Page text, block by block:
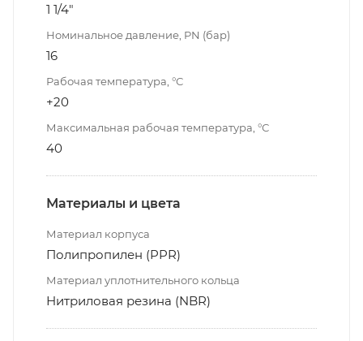
1 1/4"
Номинальное давление, PN (бар)
16
Рабочая температура, °С
+20
Максимальная рабочая температура, °С
40
Материалы и цвета
Материал корпуса
Полипропилен (PPR)
Материал уплотнительного кольца
Нитриловая резина (NBR)